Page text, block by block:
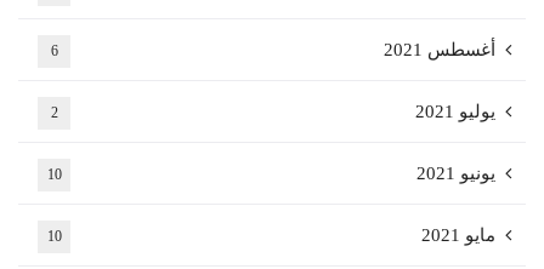
أغسطس 2021 6
يوليو 2021 2
يونيو 2021 10
مايو 2021 10